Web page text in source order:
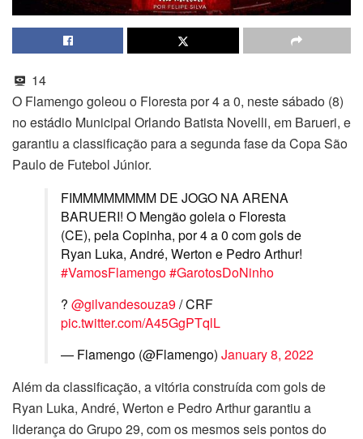
14
O Flamengo goleou o Floresta por 4 a 0, neste sábado (8)
no estádio Municipal Orlando Batista Novelli, em Barueri, e
garantiu a classificação para a segunda fase da Copa São
Paulo de Futebol Júnior.
FIMMMMMMMM DE JOGO NA ARENA
BARUERI! O Mengão goleia o Floresta
(CE), pela Copinha, por 4 a 0 com gols de
Ryan Luka, André, Werton e Pedro Arthur!
#VamosFlamengo#GarotosDoNinho
? @gilvandesouza9/ CRF
pic.twitter.com/A45GgPTqlL
— Flamengo (@Flamengo) January 8, 2022
Além da classificação, a vitória construída com gols de
Ryan Luka, André, Werton e Pedro Arthur garantiu a
liderança do Grupo 29, com os mesmos seis pontos do